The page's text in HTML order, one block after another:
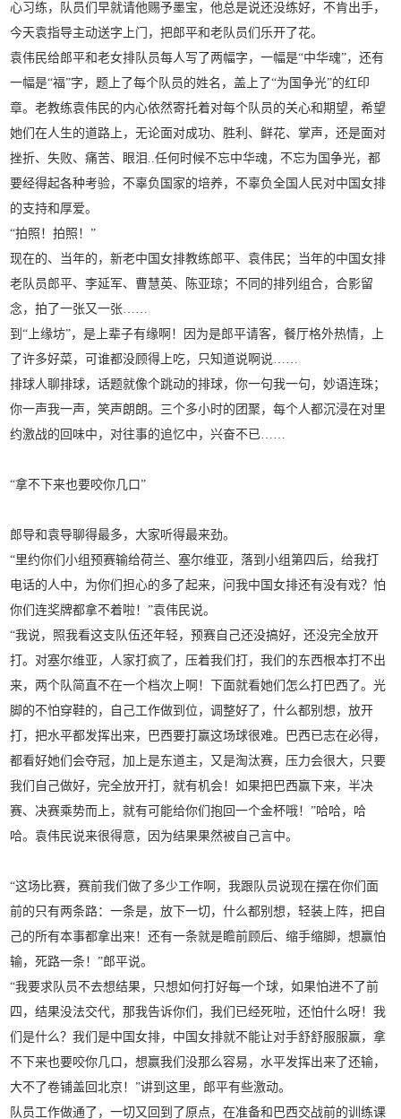
心习练，队员们早就请他赐予墨宝，他总是说还没练好，不肯出手，
今天袁指导主动送字上门，把郎平和老队员们乐开了花。
袁伟民给郎平和老女排队员每人写了两幅字，一幅是“中华魂”，还有
一幅是“福”字，题上了每个队员的姓名，盖上了“为国争光”的红印
章。老教练袁伟民的内心依然寄托着对每个队员的关心和期望，希望
她们在人生的道路上，无论面对成功、胜利、鲜花、掌声，还是面对
挫折、失败、痛苦、眼泪..任何时候不忘中华魂，不忘为国争光，都
要经得起各种考验，不辜负国家的培养，不辜负全国人民对中国女排
的支持和厚爱。
“拍照！拍照！”
现在的、当年的，新老中国女排教练郎平、袁伟民；当年的中国女排
老队员郎平、李延军、曹慧英、陈亚琼；不同的排列组合，合影留
念，拍了一张又一张……
到“上缘坊”，是上辈子有缘啊！因为是郎平请客，餐厅格外热情，上
了许多好菜，可谁都没顾得上吃，只知道说啊说……
排球人聊排球，话题就像个跳动的排球，你一句我一句，妙语连珠；
你一声我一声，笑声朗朗。三个多小时的团聚，每个人都沉浸在对里
约激战的回味中，对往事的追忆中，兴奋不已……
“拿不下来也要咬你几口”
郎导和袁导聊得最多，大家听得最来劲。
“里约你们小组预赛输给荷兰、塞尔维亚，落到小组第四后，给我打
电话的人中，为你们担心的多了起来，问我中国女排还有没有戏？怕
你们连奖牌都拿不着啦！”袁伟民说。
“我说，照我看这支队伍还年轻，预赛自己还没搞好，还没完全放开
打。对塞尔维亚，人家打疯了，压着我们打，我们的东西根本打不出
来，两个队简直不在一个档次上啊！下面就看她们怎么打巴西了。光
脚的不怕穿鞋的，自己工作做到位，调整好了，什么都别想，放开
打，把水平都发挥出来，巴西要打赢这场球很难。巴西已志在必得，
都看好她们会夺冠，加上是东道主，又是淘汰赛，压力会很大，只要
我们自己做好，完全放开打，就有机会！如果把巴西赢下来，半决
赛、决赛乘势而上，就有可能给你们抱回一个金杯哦！”哈哈，哈
哈。袁伟民说来很得意，因为结果果然被自己言中。
“这场比赛，赛前我们做了多少工作啊，我跟队员说现在摆在你们面
前的只有两条路：一条是，放下一切，什么都别想，轻装上阵，把自
己的所有本事都拿出来！还有一条就是瞻前顾后、缩手缩脚，想赢怕
输，死路一条！”郎平说。
“我要求队员不去想结果，只想如何打好每一个球，如果怕进不了前
四，结果没法交代，那我告诉你们，我们已经死啦，还怕什么呀！我
们是什么？我们是中国女排，中国女排就不能让对手舒舒服服赢，拿
不下来也要咬你几口，想赢我们没那么容易，水平发挥出来了还输，
大不了卷铺盖回北京！”讲到这里，郎平有些激动。
队员工作做通了，一切又回到了原点，在准备和巴西交战前的训练课